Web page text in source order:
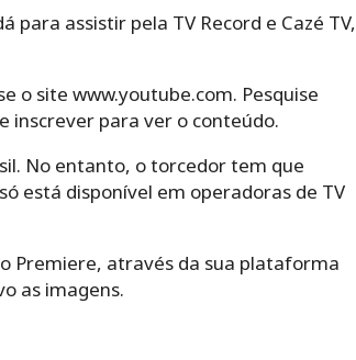
assistir pela TV Record e Cazé TV,
o site www.youtube.com. Pesquise
inscrever para ver o conteúdo.
No entanto, o torcedor tem que
está disponível em operadoras de TV
Premiere, através da sua plataforma
as imagens.